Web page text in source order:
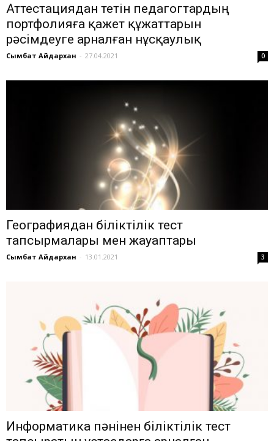
Аттестациядан өтетін педагогтардың
портфолияға қажет құжаттарын
рәсімдеуге арналған нұсқаулық
Сымбат Айдархан - 27.04.2021 0
Географиядан біліктілік тест
тапсырмалары мен жауаптары
Сымбат Айдархан - 13.01.2021 3
Информатика пәнінен біліктілік тест